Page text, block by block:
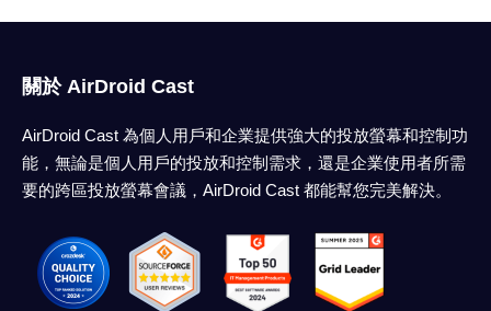
關於 AirDroid Cast
AirDroid Cast 為個人用戶和企業提供強大的投放螢幕和控制功
能，無論是個人用戶的投放和控制需求，還是企業使用者所需
要的跨區投放螢幕會議，AirDroid Cast 都能幫您完美解決。